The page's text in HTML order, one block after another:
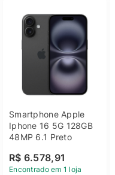
Smartphone Apple
Iphone 16 5G 128GB
48MP 6.1 Preto
R$ 6.578,91
Encontrado em 1 loja